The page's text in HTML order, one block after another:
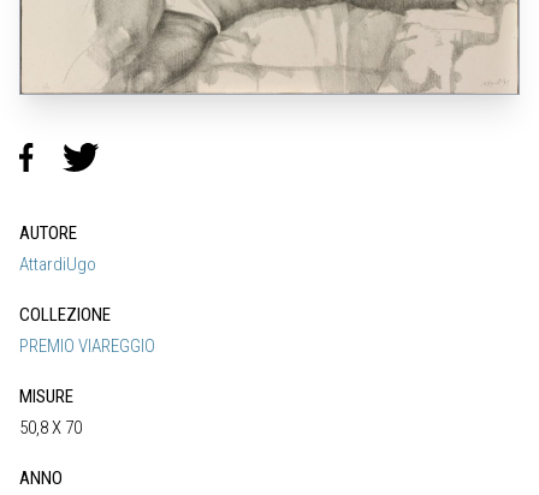
AUTORE
AttardiUgo
COLLEZIONE
PREMIO VIAREGGIO
MISURE
50,8 X 70
ANNO